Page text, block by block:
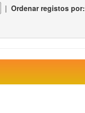
| Ordenar registos por: